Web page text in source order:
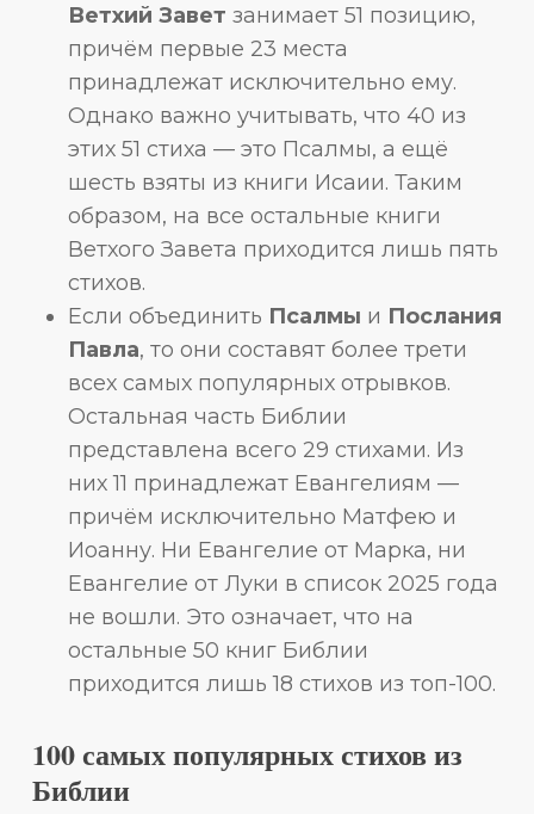
Ветхий Завет занимает 51 позицию,
причём первые 23 места
принадлежат исключительно ему.
Однако важно учитывать, что 40 из
этих 51 стиха — это Псалмы, а ещё
шесть взяты из книги Исаии. Таким
образом, на все остальные книги
Ветхого Завета приходится лишь пять
стихов.
Если объединить Псалмы и Послания
Павла, то они составят более трети
всех самых популярных отрывков.
Остальная часть Библии
представлена всего 29 стихами. Из
них 11 принадлежат Евангелиям —
причём исключительно Матфею и
Иоанну. Ни Евангелие от Марка, ни
Евангелие от Луки в список 2025 года
не вошли. Это означает, что на
остальные 50 книг Библии
приходится лишь 18 стихов из топ-100.
100 самых популярных стихов из
Библии